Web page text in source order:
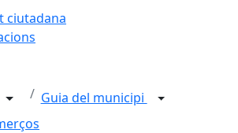
ciutadana
Guia del municipi